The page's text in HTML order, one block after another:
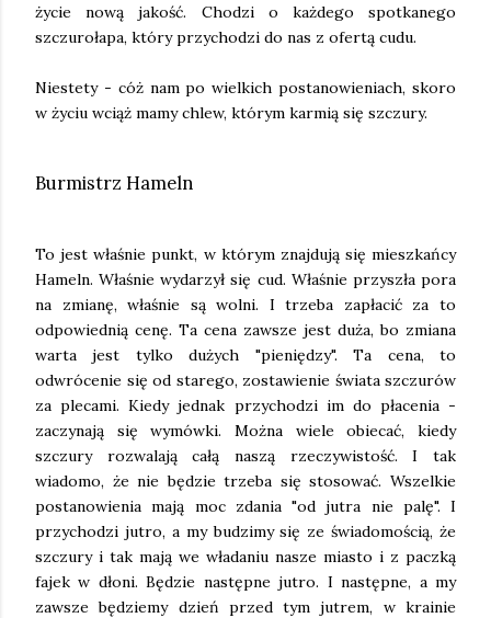
życie nową jakość. Chodzi o każdego spotkanego
szczurołapa, który przychodzi do nas z ofertą cudu.
Niestety - cóż nam po wielkich postanowieniach, skoro
w życiu wciąż mamy chlew, którym karmią się szczury.
Burmistrz Hameln
To jest właśnie punkt, w którym znajdują się mieszkańcy
Hameln. Właśnie wydarzył się cud. Właśnie przyszła pora
na zmianę, właśnie są wolni. I trzeba zapłacić za to
odpowiednią cenę. Ta cena zawsze jest duża, bo zmiana
warta jest tylko dużych "pieniędzy". Ta cena, to
odwrócenie się od starego, zostawienie świata szczurów
za plecami. Kiedy jednak przychodzi im do płacenia -
zaczynają się wymówki. Można wiele obiecać, kiedy
szczury rozwalają całą naszą rzeczywistość. I tak
wiadomo, że nie będzie trzeba się stosować. Wszelkie
postanowienia mają moc zdania "od jutra nie palę". I
przychodzi jutro, a my budzimy się ze świadomością, że
szczury i tak mają we władaniu nasze miasto i z paczką
fajek w dłoni. Będzie następne jutro. I następne, a my
zawsze będziemy dzień przed tym jutrem, w krainie